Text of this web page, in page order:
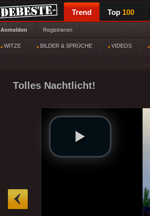
Trend Top 100
Anmelden Registrieren
WITZE BILDER & SPRÜCHE VIDEOS
Tolles Nachtlicht!